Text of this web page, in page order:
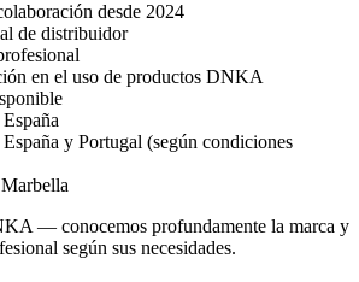
desde 2024
de distribuidor
en el uso de productos DNKA
y Portugal (según condiciones
— conocemos profundamente la marca y
según sus necesidades.